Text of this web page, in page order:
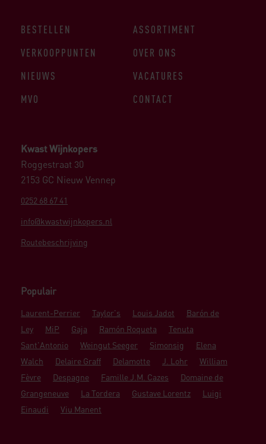
Kwast Wijnkopers
Roggestraat 30
2153 GC Nieuw Vennep
0252 68 67 41
info@kwastwijnkopers.nl
Routebeschrijving
Populair
Laurent-Perrier Taylor's Louis Jadot
Barón de
Ley
MiP Gaja Ramón Roqueta
Tenuta
Sant'Antonio
Weingut Seeger Simonsig
Elena
Walch
Delaire Graff Delamotte J. Lohr
William
Fèvre
Despagne Famille J.M. Cazes
Domaine de
Grangeneuve
La Tordera Gustave Lorentz
Luigi
Einaudi
Viu Manent
BESTELLEN
ASSORTIMENT
VERKOOPPUNTEN
OVER ONS
NIEUWS
VACATURES
MVO
CONTACT